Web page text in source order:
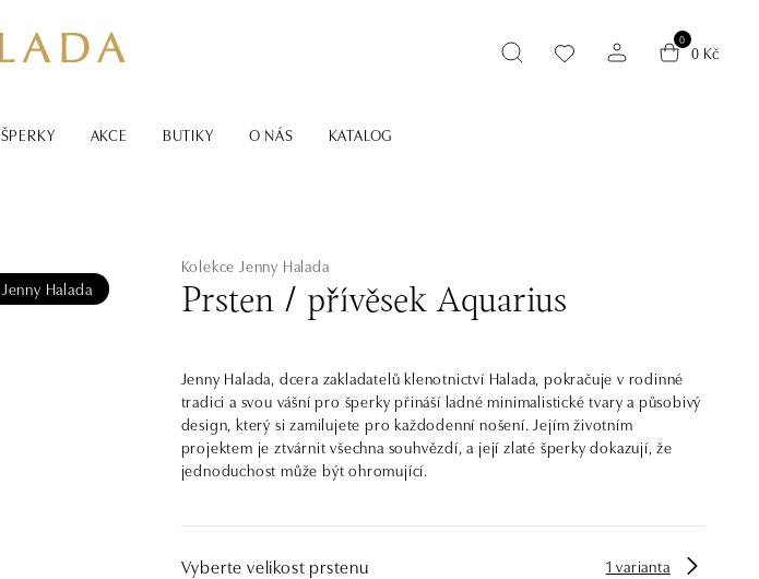
0
0 Kč
ŠPERKY AKCE BUTIKY O NÁS KATALOG
Jenny Halada
Kolekce Jenny Halada
Prsten / přívěsek Aquarius
Jenny Halada, dcera zakladatelů klenotnictví Halada, pokračuje v rodinné
tradici a svou vášní pro šperky přináší ladné minimalistické tvary a působivý
design, který si zamilujete pro každodenní nošení. Jejím životním
projektem je ztvárnit všechna souhvězdí, a její zlaté šperky dokazují, že
jednoduchost může být ohromující.
Vyberte velikost prstenu 1 varianta